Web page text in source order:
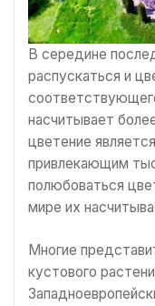
В середине
распускаться и
насчитывает
цветение
привлекающим
полюбоваться
мире их
Многие
кустового